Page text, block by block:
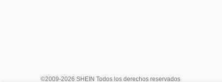
©2009-2026 SHEIN Todos los derechos reservados